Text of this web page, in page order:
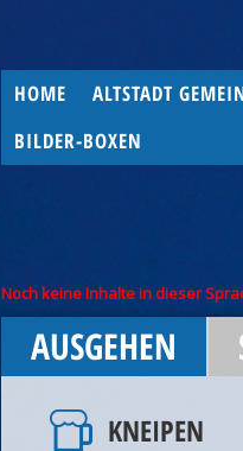
HOME ALTSTADT
BILDER-BOXEN
Noch keine Inhalte in dieser
AUSGEHEN
KNEIPEN